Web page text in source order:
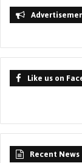
Like us on
Recent News